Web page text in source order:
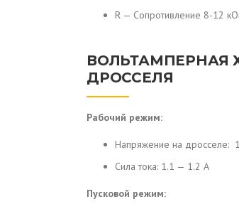
R — Сопротивление 8-12
ВОЛЬТАМПЕРНАЯ
ДРОССЕЛЯ
Рабочий режим:
Напряжение на дросселе:
Сила тока: 1.1 — 1.2 А
Пусковой режим: